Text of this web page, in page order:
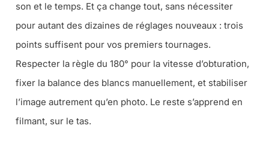
son et le temps. Et ça change tout, sans nécessiter
pour autant des dizaines de réglages nouveaux : trois
points suffisent pour vos premiers tournages.
Respecter la règle du 180° pour la vitesse d’obturation,
fixer la balance des blancs manuellement, et stabiliser
l’image autrement qu’en photo. Le reste s’apprend en
filmant, sur le tas.